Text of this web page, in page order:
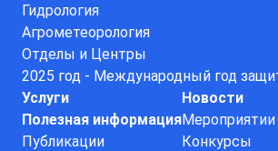
Гидрология
Агрометеорология
Отделы и Центры
2025 год - Международный год
Услуги
Полезная информация
Публикации
Новости
Мероприятии
Конкурсы